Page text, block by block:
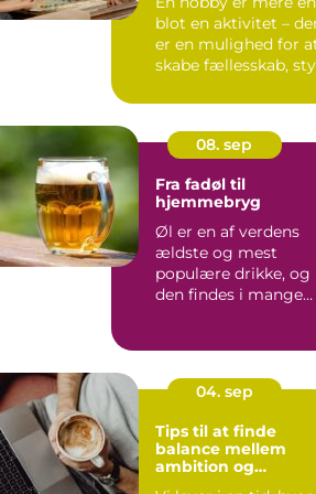
blot en aktivitet –
er en mulighed for
skabe fællesskab,
08. sep
Fra fadøl til
hjemmebryg
Øl er en af verdens
ældste og mest
populære drikke, og
den findes i mange
04. sep
Tips til at finde
balance mellem
ambition og